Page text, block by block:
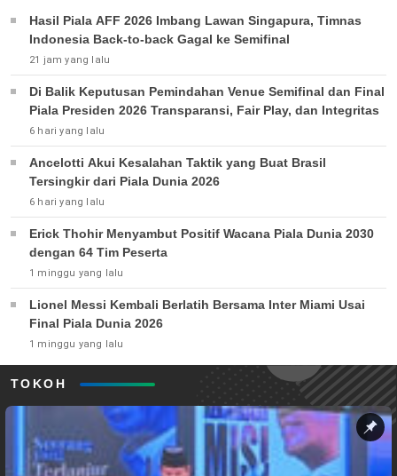
Hasil Piala AFF 2026 Imbang Lawan Singapura, Timnas
Indonesia Back-to-back Gagal ke Semifinal
21 jam yang lalu
Di Balik Keputusan Pemindahan Venue Semifinal dan Final
Piala Presiden 2026 Transparansi, Fair Play, dan Integritas
6 hari yang lalu
Ancelotti Akui Kesalahan Taktik yang Buat Brasil
Tersingkir dari Piala Dunia 2026
6 hari yang lalu
Erick Thohir Menyambut Positif Wacana Piala Dunia 2030
dengan 64 Tim Peserta
1 minggu yang lalu
Lionel Messi Kembali Berlatih Bersama Inter Miami Usai
Final Piala Dunia 2026
1 minggu yang lalu
TOKOH